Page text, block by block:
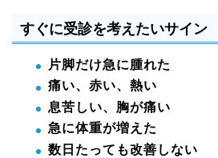
すぐに受診を考えたいサイン
片脚だけ急に腫れた
痛い、赤い、熱い
息苦しい、胸が痛い
急に体重が増えた
数日たっても改善しない